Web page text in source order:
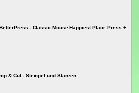
- Classic Mouse Happiest Place Press +
& Cut - Stempel und Stanzen